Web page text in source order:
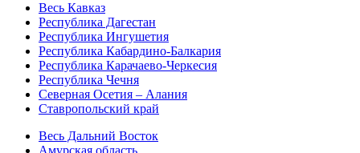
Весь Кавказ
Республика Дагестан
Республика Ингушетия
Республика Кабардино-Балкария
Республика Карачаево-Черкесия
Республика Чечня
Северная Осетия – Алания
Ставропольский край
Весь Дальний Восток
Амурская область